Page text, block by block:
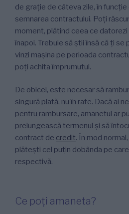
de graţie de câteva zile, în
semnarea contractului. Poți
moment, plătind ceea ce datorezi
înapoi. Trebuie să știi însă că ți se
vinzi mașina pe perioada
poți achita împrumutul.
De obicei, este necesar să
singură plată, nu în rate. Dacă ai
pentru rambursare, amanetul ar
prelungească termenul și să
contract de credit. În mod
plătești cel puțin dobânda pe
respectivă.
Ce poți amaneta?